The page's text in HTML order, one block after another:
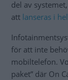
del av
att lanseras i
för att inte
mobiltelefon.
paket” där On